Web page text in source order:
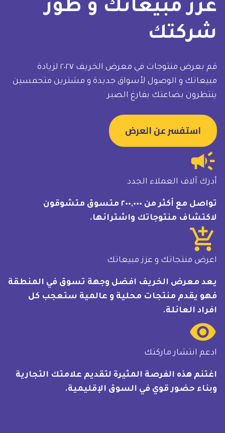
عزِّز مبيعاتك و طوِّر
شركتك
قم بعرض منتوجات في معرض الخريف ٢٠٢٧ لزيادة
مبيعاتك و الوصول لأسواق جديدة و مشترين متحمسين
ينتظرون بضاعتك بفارغ الصبر
استفسر عن العرض
campaign
أدرك آلاف العملاء الجدد
تواصل مع أكثر من ٢٠٠,٠٠٠ متسوق متشوقون
لاكتشاف منتوجاتك واشترائها.
add_shopping_cart
اعرض منتجاتك و عزز مبيعاتك
يعد معرض الخريف افضل وجهة تسوق في المنطقة
فهو يقدم منتجات محلية و عالمية ستعجب كل
افراد العائلة.
remove_red_eye
ادعم انتشار ماركتك
اغتنم هذه الفرصة المثيرة لتقديم علامتك التجارية
وبناء حضور قوي في السوق الإقليمية.